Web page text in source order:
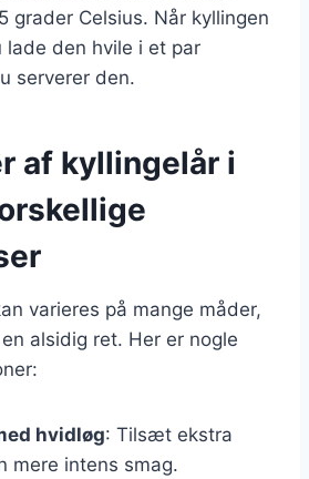
grader Celsius. Når kyllingen
den hvile i et par
serverer den.
af kyllingelår i
varieres på mange måder,
alsidig ret. Her er nogle
hvidløg: Tilsæt ekstra
mere intens smag.